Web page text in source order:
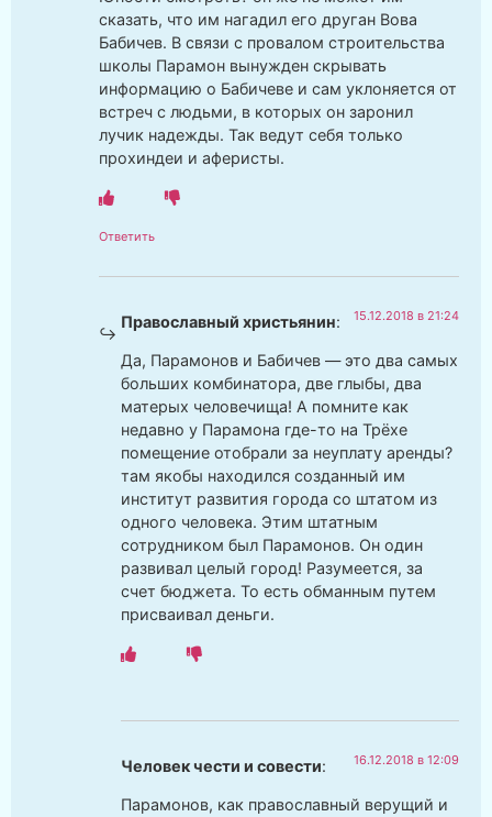
сказать, что им нагадил его друган Вова
Бабичев. В связи с провалом строительства
школы Парамон вынужден скрывать
информацию о Бабичеве и сам уклоняется от
встреч с людьми, в которых он заронил
лучик надежды. Так ведут себя только
прохиндеи и аферисты.
Ответить
Православный христьянин: 15.12.2018 в 21:24
Да, Парамонов и Бабичев — это два самых
больших комбинатора, две глыбы, два
матерых человечища! А помните как
недавно у Парамона где-то на Трёхе
помещение отобрали за неуплату аренды?
там якобы находился созданный им
институт развития города со штатом из
одного человека. Этим штатным
сотрудником был Парамонов. Он один
развивал целый город! Разумеется, за
счет бюджета. То есть обманным путем
присваивал деньги.
Человек чести и совести: 16.12.2018 в 12:09
Парамонов, как православный верущий и